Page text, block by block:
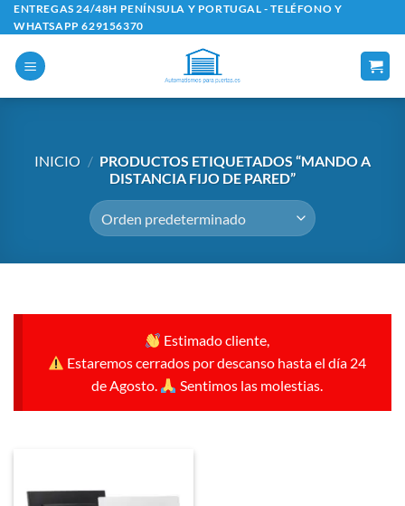
Saltar
al
contenido
ENTREGAS 24/48H PENÍNSULA Y PORTUGAL - TELÉFONO Y
WHATSAPP 629156370
INICIO / PRODUCTOS ETIQUETADOS “MANDO A
DISTANCIA FIJO DE PARED”
Estimado cliente,
Estaremos cerrados por descanso hasta el día 24
de Agosto.
Sentimos las molestias.